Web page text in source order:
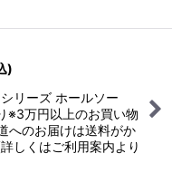
)
リーズ ホールソー
万円以上のお買い物
へのお届けは送料がか
しくはご利用案内より